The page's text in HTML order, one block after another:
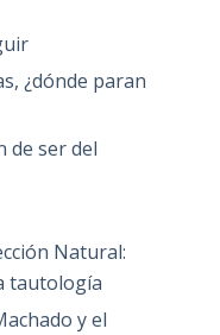
¿dónde paran
de ser del
Natural:
tautología
y el